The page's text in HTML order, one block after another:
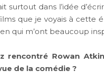
surtout dans l’idée
que je voyais à cette
qui m’ont beaucoup
rencontré Rowan
de la comédie ?